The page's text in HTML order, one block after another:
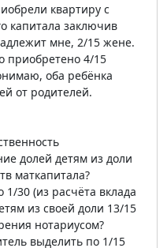
квартиру с
капитала заключив
мне, 2/15 жене.
приобретено 4/15
оба ребёнка
от родителей.
долей детям из доли
маткапитала?
30 (из расчёта вклада
из своей доли 13/15
нотариусом?
выделить по 1/15